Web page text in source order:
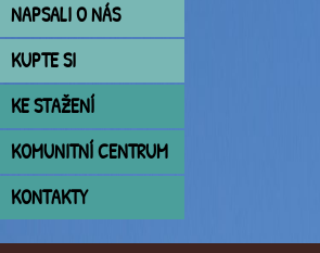
NAPSALI O NÁS
KUPTE SI
KE STAŽENÍ
KOMUNITNÍ CENTRUM
KONTAKTY